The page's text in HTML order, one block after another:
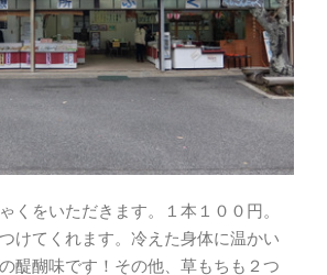
くをいただきます。１本１００円。
けてくれます。冷えた身体に温かい
醍醐味です！その他、草もちも２つ